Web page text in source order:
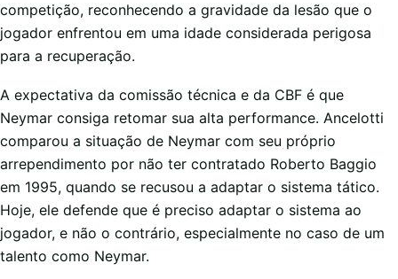
competição, reconhecendo a gravidade da lesão que o
jogador enfrentou em uma idade considerada perigosa
para a recuperação.
A expectativa da comissão técnica e da CBF é que
Neymar consiga retomar sua alta performance. Ancelotti
comparou a situação de Neymar com seu próprio
arrependimento por não ter contratado Roberto Baggio
em 1995, quando se recusou a adaptar o sistema tático.
Hoje, ele defende que é preciso adaptar o sistema ao
jogador, e não o contrário, especialmente no caso de um
talento como Neymar.